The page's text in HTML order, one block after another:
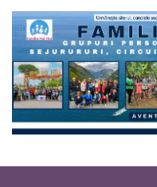
The form you have